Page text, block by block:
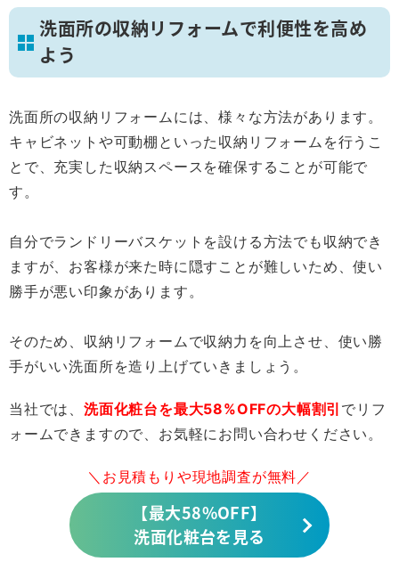
洗面所の収納リフォームで利便性を高め
よう
洗面所の収納リフォームには、様々な方法があります。
キャビネットや可動棚といった収納リフォームを行うこ
とで、充実した収納スペースを確保することが可能で
す。
自分でランドリーバスケットを設ける方法でも収納でき
ますが、お客様が来た時に隠すことが難しいため、使い
勝手が悪い印象があります。
そのため、収納リフォームで収納力を向上させ、使い勝
手がいい洗面所を造り上げていきましょう。
当社では、 洗面化粧台を最大58%OFFの大幅割引 でリフ
ォームできますので、お気軽にお問い合わせください。
＼お見積もりや現地調査が無料／
【最大58%OFF】
洗面化粧台を見る